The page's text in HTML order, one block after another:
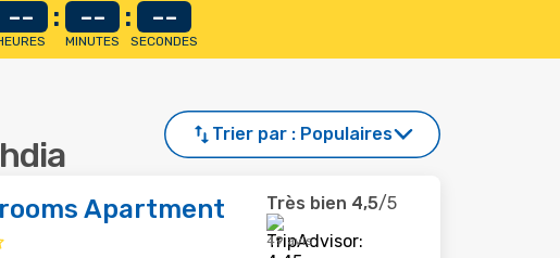
-- : --
MINUTES
: --
SECONDES
Trier par : Populaires
Apartment
Très bien 4,5/5
49 avis